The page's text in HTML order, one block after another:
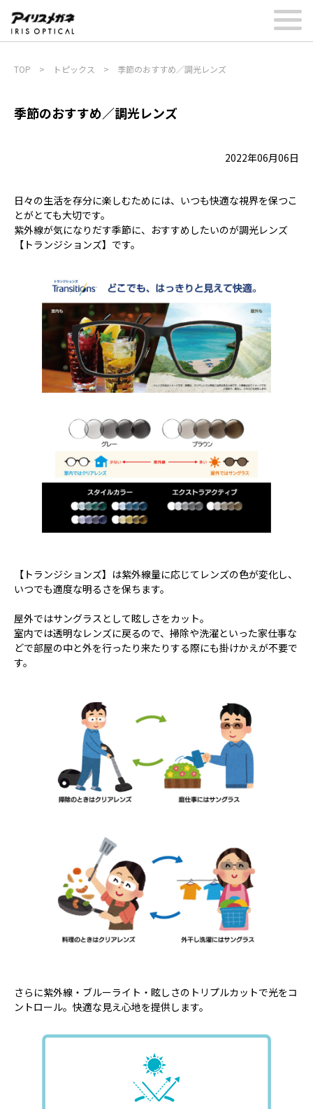
TOP > トピックス > 季節のおすすめ／調光レンズ
季節のおすすめ／調光レンズ
2022年06月06日
日々の生活を存分に楽しむためには、いつも快適な視界を保つこ
とがとても大切です。
紫外線が気になりだす季節に、おすすめしたいのが調光レンズ
【トランジションズ】です。
【トランジションズ】は紫外線量に応じてレンズの色が変化し、
いつでも適度な明るさを保ちます。
屋外ではサングラスとして眩しさをカット。
室内では透明なレンズに戻るので、掃除や洗濯といった家仕事な
どで部屋の中と外を行ったり来たりする際にも掛けかえが不要で
す。
さらに紫外線・ブルーライト・眩しさのトリプルカットで光をコ
ントロール。快適な見え心地を提供します。